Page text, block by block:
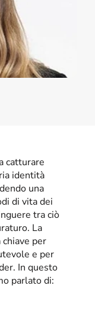
catturare
identità
una
di vita dei
tra ciò
La
per
e per
In questo
parlato di: